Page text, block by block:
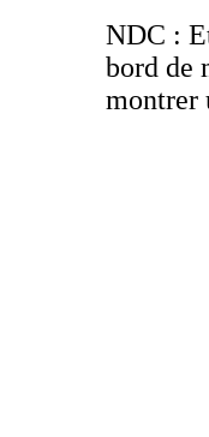
NDC :
bord de
montrer